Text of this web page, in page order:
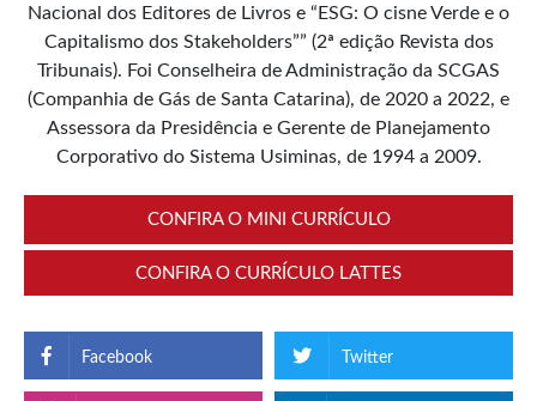
Nacional dos Editores de Livros e “ESG: O cisne Verde e o
Capitalismo dos Stakeholders”” (2ª edição Revista dos
Tribunais). Foi Conselheira de Administração da SCGAS
(Companhia de Gás de Santa Catarina), de 2020 a 2022, e
Assessora da Presidência e Gerente de Planejamento
Corporativo do Sistema Usiminas, de 1994 a 2009.
CONFIRA O MINI CURRÍCULO
CONFIRA O CURRÍCULO LATTES
Facebook Twitter